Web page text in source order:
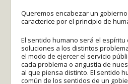
Queremos encabezar un
caracterice por el principio de
El sentido humano será el
soluciones a los distintos
el modo de ejercer el servicio
cada problema o angustia de
al que piensa distinto. El sentido
común de los sentidos de un